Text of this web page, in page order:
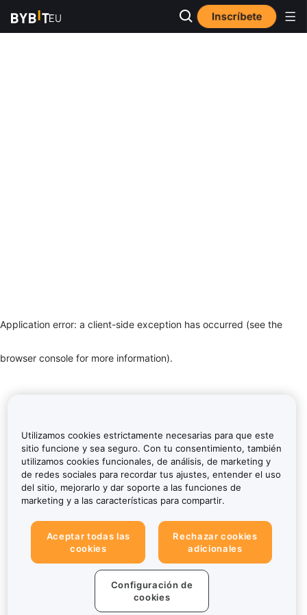
Inscríbete
Application error: a client-side exception has occurred (see the
browser console for more information).
Utilizamos cookies estrictamente necesarias para que este
sitio funcione y sea seguro. Con tu consentimiento, también
utilizamos cookies funcionales, de análisis, de marketing y
de redes sociales para recordar tus ajustes, entender el uso
del sitio, mejorarlo y dar soporte a las funciones de
marketing y a las características para compartir.
Aceptar todas las
cookies
Rechazar cookies
adicionales
Configuración de
cookies